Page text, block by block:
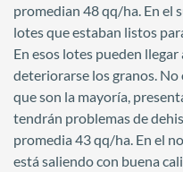
promedian 48 qq/ha. En el
lotes que estaban listos
En esos lotes pueden
deteriorarse los granos.
que son la mayoría,
tendrán problemas de
promedia 43 qq/ha. En el
está saliendo con buena